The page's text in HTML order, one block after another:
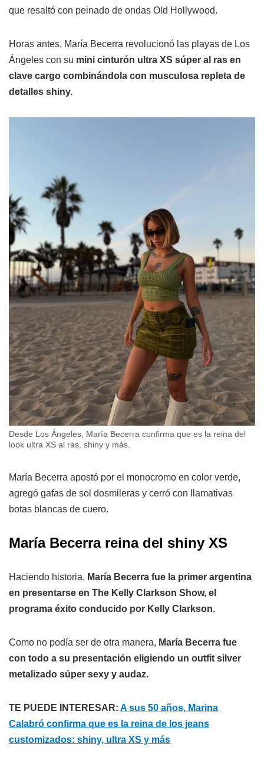
que resaltó con peinado de ondas Old Hollywood.
Horas antes, María Becerra revolucionó las playas de Los
Ángeles con su mini cinturón ultra XS súper al ras en
clave cargo combinándola con musculosa repleta de
detalles shiny.
Desde Los Ángeles, María Becerra confirma que es la reina del
look ultra XS al ras, shiny y más.
María Becerra apostó por el monocromo en color verde,
agregó gafas de sol dosmileras y cerró con llamativas
botas blancas de cuero.
María Becerra reina del shiny XS
Haciendo historia, María Becerra fue la primer argentina
en presentarse en The Kelly Clarkson Show, el
programa éxito conducido por Kelly Clarkson.
Como no podía ser de otra manera, María Becerra fue
con todo a su presentación eligiendo un outfit silver
metalizado súper sexy y audaz.
TE PUEDE INTERESAR: A sus 50 años, Marina
Calabró confirma que es la reina de los jeans
customizados: shiny, ultra XS y más